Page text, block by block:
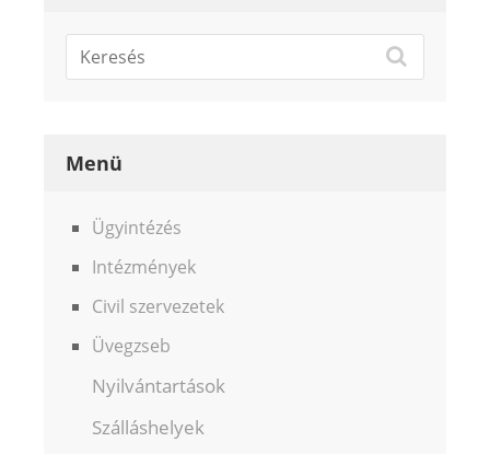
Menü
Ügyintézés
Intézmények
Civil szervezetek
Üvegzseb
Nyilvántartások
Szálláshelyek